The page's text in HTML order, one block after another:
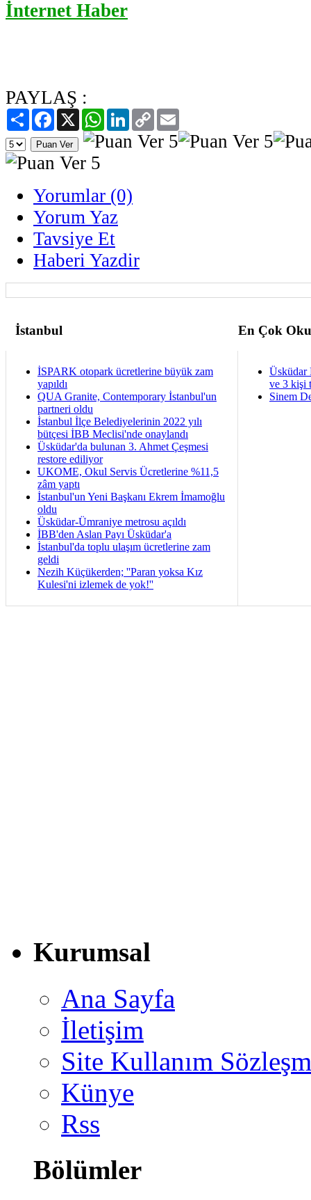
İnternet Haber
PAYLAŞ :
PaylaşFacebook
X WhatsAppLinkedIn
Copy
Link
Yorumlar (0)
Yorum Yaz
Tavsiye Et
Haberi Yazdir
İstanbul En Çok
İSPARK otopark ücretlerine büyük zam
yapıldı
QUA Granite, Contemporary İstanbul'un
partneri oldu
İstanbul İlçe Belediyelerinin 2022 yılı
bütçesi İBB Meclisi'nde onaylandı
Üsküdar'da bulunan 3. Ahmet Çeşmesi
restore ediliyor
UKOME, Okul Servis Ücretlerine %11,5
zâm yaptı
İstanbul'un Yeni Başkanı Ekrem İmamoğlu
oldu
Üsküdar-Ümraniye metrosu açıldı
İBB'den Aslan Payı Üsküdar'a
İstanbul'da toplu ulaşım ücretlerine zam
geldi
Nezih Küçükerden; ''Paran yoksa Kız
Kulesi'ni izlemek de yok!''
Üsküdar
ve 3 kişi
Sinem
Kurumsal
Ana Sayfa
İletişim
Site Kullanım
Künye
Rss
Bölümler